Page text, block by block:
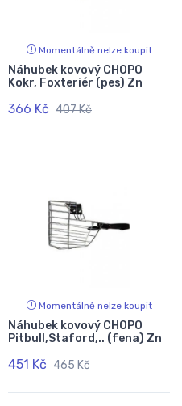
Momentálně nelze koupit
Náhubek kovový CHOPO
Kokr, Foxteriér (pes) Zn
366 Kč 407 Kč
Momentálně nelze koupit
Náhubek kovový CHOPO
Pitbull,Staford,.. (fena) Zn
451 Kč 465 Kč